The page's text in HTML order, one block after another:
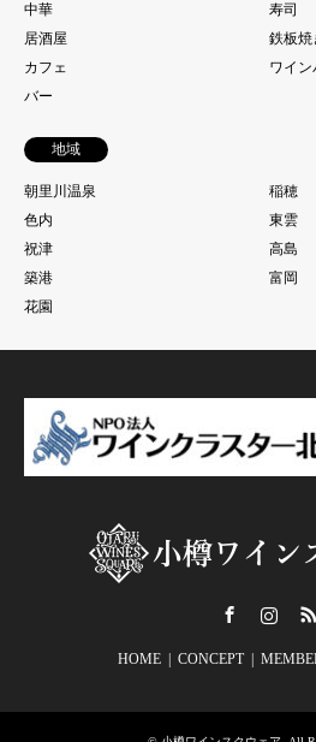
中華
寿司
居酒屋
鉄板焼
カフェ
ワイン
バー
地域
朝里川温泉
稲穂
色内
東雲
祝津
高島
築港
富岡
花園
HOME CONCEPT